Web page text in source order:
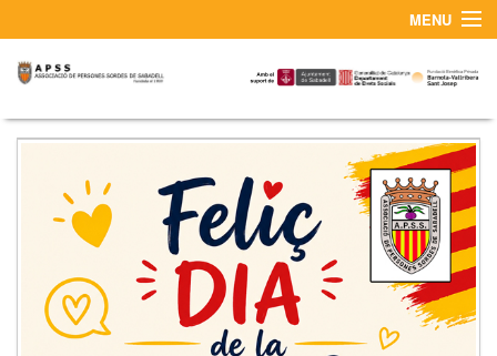
MENU
¿QUIÉNES SOMOS?
CONTACTO Y SERVICIO DE INTÉRPRETES LSC